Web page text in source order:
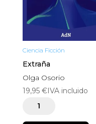
Ciencia Ficción
Extraña
Olga Osorio
19,95 €IVA incluido
Extraña